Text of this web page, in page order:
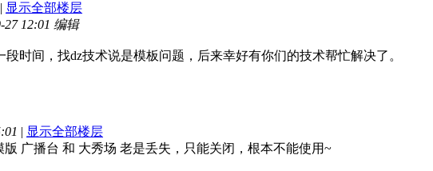
| 显示全部楼层
12:01 编辑
时间，找dz技术说是模板问题，后来幸好有你们的技术帮忙解决了。
| 显示全部楼层
版 广播台 和 大秀场 老是丢失，只能关闭，根本不能使用~